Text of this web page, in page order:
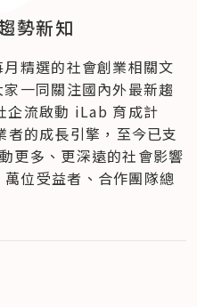
勢新知
精選的社會創業相關文
一同關注國內外最新趨
企流啟動 iLab 育成計
的成長引擎，至今已支
更多、更深遠的社會影響
位受益者、合作團隊總